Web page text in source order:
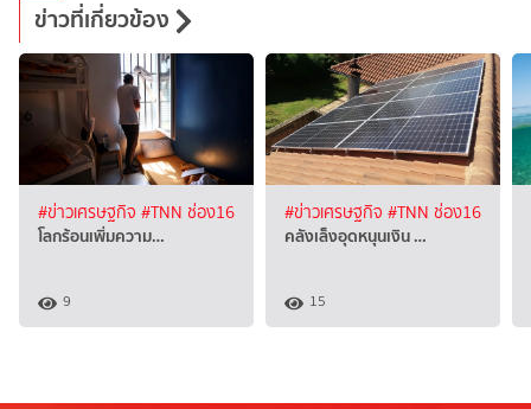
ข่าวที่เกี่ยวข้อง
#ข่าวเศรษฐกิจ #TNN ช่อง16
โลกร้อนเพิ่มความ…
9
#ข่าวเศรษฐกิจ #TNN ช่อง16
คลังเล็งอุดหนุนเงิน …
15